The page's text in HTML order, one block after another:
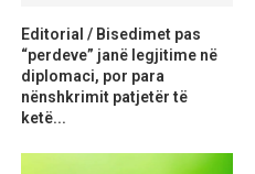
Editorial / Bisedimet pas
“perdeve” janë legjitime në
diplomaci, por para
nënshkrimit patjetër të
ketë...